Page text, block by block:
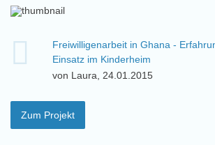
Freiwilligenarbeit in Ghana -
Einsatz im Kinderheim
von Laura, 24.01.2015
Zum Projekt